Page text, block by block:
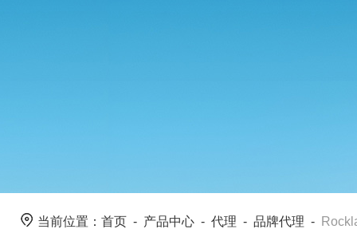
当前位置： 首页 - 产品中心 - 代理 - 品牌代理 -